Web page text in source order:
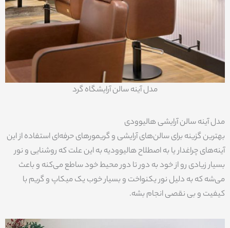
مدل آینه سالن آرایشگاه گرد
مدل آینه سالن آرایشی هالیوودی
بهترین گزینه برای سالن‌های آرایشی و گریمور‌های حرفه‌ای استفاده از این
آینه‌های چراغدار یا به اصطلاح هالیوودیه به این علت که روشنایی و نور
بسیار زیادی رو از خود به دور تا دور محیط خود ساطع می‌کنه و باعث
می‌شه که به دلیل نور یکنواخت و بسیار خوب یک میکاپ و گریم با
کیفیت و بی نقصی انجام بشه.